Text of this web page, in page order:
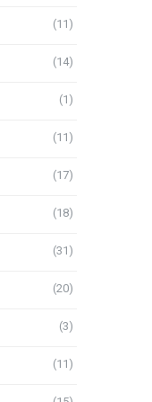
(11)
(14)
(1)
(11)
(17)
(18)
(31)
(20)
(3)
(11)